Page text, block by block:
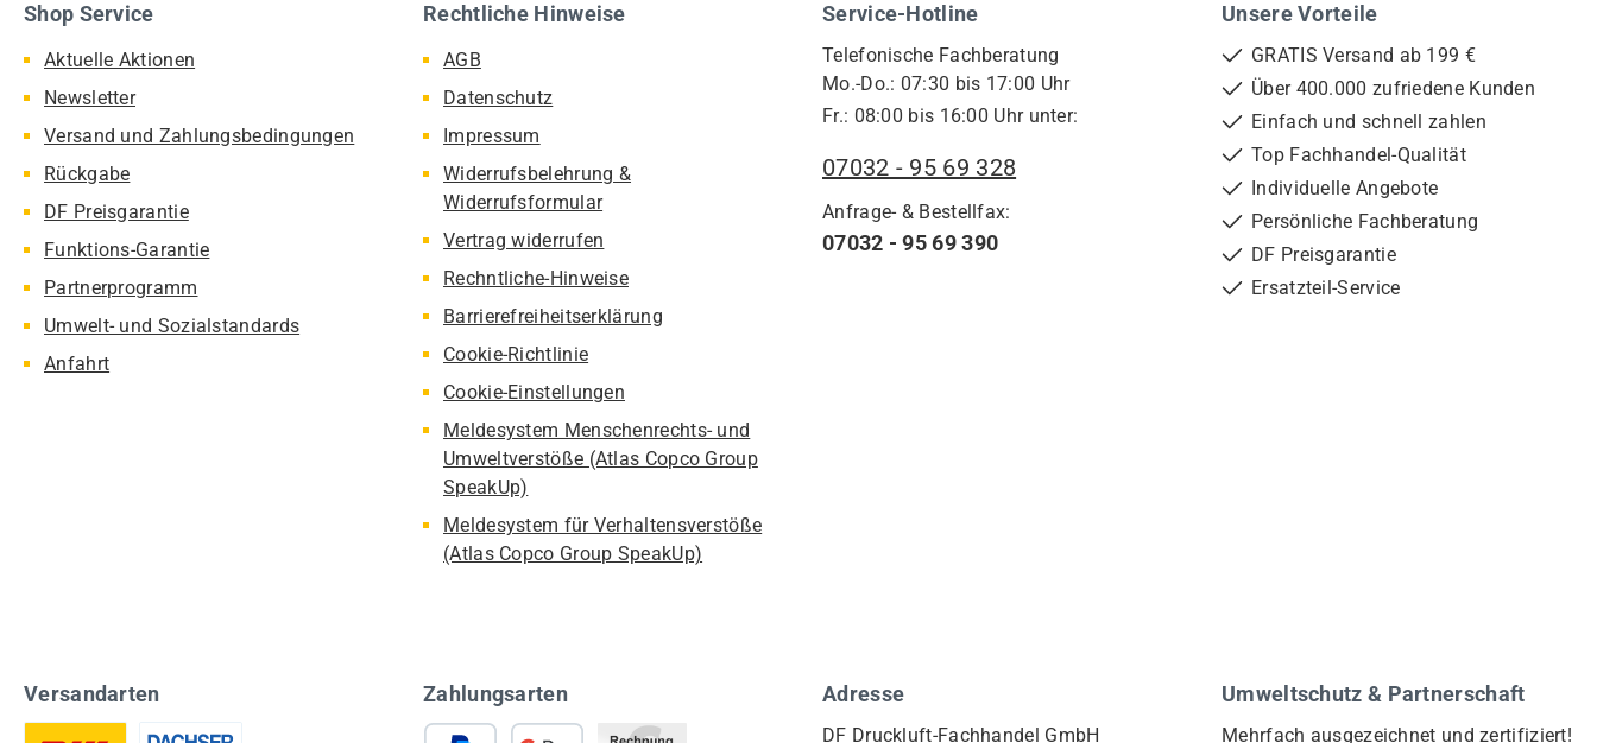
Service-Hotline
Telefonische Fachberatung
Mo.-Do.: 07:30 bis 17:00 Uhr
Fr.: 08:00 bis 16:00 Uhr unter:
07032 - 95 69 328
Anfrage- & Bestellfax:
07032 - 95 69 390
Shop Service
Aktuelle Aktionen
Newsletter
Versand und Zahlungsbedingungen
Rückgabe
DF Preisgarantie
Funktions-Garantie
Partnerprogramm
Umwelt- und Sozialstandards
Anfahrt
Rechtliche Hinweise
AGB
Datenschutz
Impressum
Widerrufsbelehrung &
Widerrufsformular
Vertrag widerrufen
Rechntliche-Hinweise
Barrierefreiheitserklärung
Cookie-Richtlinie
Cookie-Einstellungen
Meldesystem Menschenrechts- und
Umweltverstöße (Atlas Copco Group
SpeakUp)
Meldesystem für Verhaltensverstöße
(Atlas Copco Group SpeakUp)
Unsere Vorteile
GRATIS Versand ab 199 €
Über 400.000 zufriedene Kunden
Einfach und schnell zahlen
Top Fachhandel-Qualität
Individuelle Angebote
Persönliche Fachberatung
DF Preisgarantie
Ersatzteil-Service
Versandarten Zahlungsarten Adresse
DF Druckluft-Fachhandel GmbH
Umweltschutz & Partnerschaft
Mehrfach ausgezeichnet und zertifiziert!